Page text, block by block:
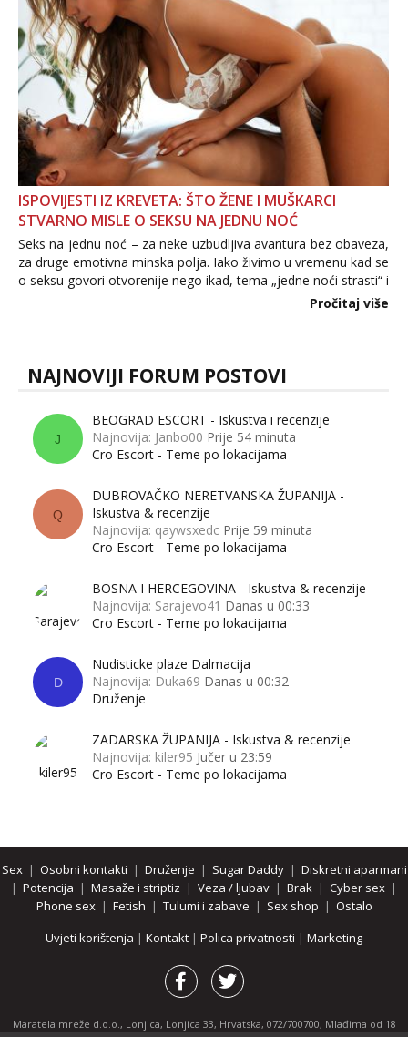
ISPOVIJESTI IZ KREVETA: ŠTO ŽENE I MUŠKARCI
STVARNO MISLE O SEKSU NA JEDNU NOĆ
Seks na jednu noć – za neke uzbudljiva avantura bez obaveza,
za druge emotivna minska polja. Iako živimo u vremenu kad se
o seksu govori otvorenije nego ikad, tema „jedne noći strasti“ i
dalje izaziva burne rasprave. Što zapravo misle žene, a što
Pročitaj više
NAJNOVIJI FORUM POSTOVI
J
BEOGRAD ESCORT - Iskustva i recenzije
Najnovija: Janbo00 Prije 54 minuta
Cro Escort - Teme po lokacijama
Q
DUBROVAČKO NERETVANSKA ŽUPANIJA -
Iskustva & recenzije
Najnovija: qaywsxedc Prije 59 minuta
Cro Escort - Teme po lokacijama
BOSNA I HERCEGOVINA - Iskustva & recenzije
Najnovija: Sarajevo41 Danas u 00:33
Cro Escort - Teme po lokacijama
D
Nudisticke plaze Dalmacija
Najnovija: Duka69 Danas u 00:32
Druženje
ZADARSKA ŽUPANIJA - Iskustva & recenzije
Najnovija: kiler95 Jučer u 23:59
Cro Escort - Teme po lokacijama
Sex| Osobni kontakti | Druženje | Sugar Daddy| Diskretni aparmani
| Potencija | Masaže i striptiz | Veza / ljubav | Brak | Cyber sex |
Phone sex| Fetish | Tulumi i zabave | Sex shop | Ostalo
Uvjeti korištenja | Kontakt | Polica privatnosti | Marketing
Maratela mreže d.o.o., Lonjica, Lonjica 33, Hrvatska, 072/700700, Mlađima od 18